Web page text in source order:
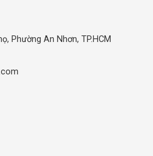
Phường An Nhơn, TP.HCM